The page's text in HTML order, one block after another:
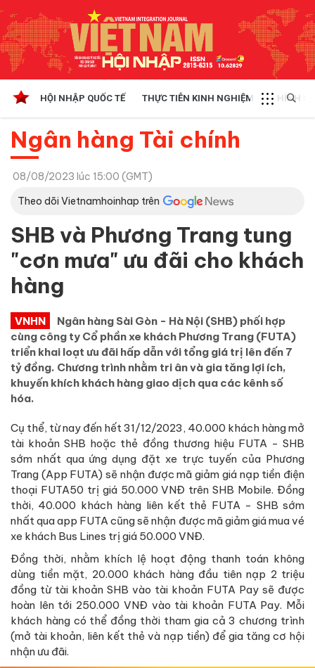
HỘI NHẬP QUỐC TẾ THỰC TIỄN KINH NGHIỆM CHÍNH
Ngân hàng Tài chính
08/08/2023 lúc 15:00 (GMT)
Theo dõi Vietnamhoinhap trên
SHB và Phương Trang tung
"cơn mưa" ưu đãi cho khách
hàng
VNHN
Ngân hàng Sài Gòn - Hà Nội (SHB) phối hợp
cùng công ty Cổ phần xe khách Phương Trang (FUTA)
triển khai loạt ưu đãi hấp dẫn với tổng giá trị lên đến 7
tỷ đồng. Chương trình nhằm tri ân và gia tăng lợi ích,
khuyến khích khách hàng giao dịch qua các kênh số
hóa.
Cụ thể, từ nay đến hết 31/12/2023, 40.000 khách hàng mở
tài khoản SHB hoặc thẻ đồng thương hiệu FUTA - SHB
sớm nhất qua ứng dụng đặt xe trực tuyến của Phương
Trang (App FUTA) sẽ nhận được mã giảm giá nạp tiền điện
thoại FUTA50 trị giá 50.000 VNĐ trên SHB Mobile. Đồng
thời, 40.000 khách hàng liên kết thẻ FUTA - SHB sớm
nhất qua app FUTA cũng sẽ nhận được mã giảm giá mua vé
xe khách Bus Lines trị giá 50.000 VNĐ.
Đồng thời, nhằm khích lệ hoạt động thanh toán không
dùng tiền mặt, 20.000 khách hàng đầu tiên nạp 2 triệu
đồng từ tài khoản SHB vào tài khoản FUTA Pay sẽ được
hoàn lên tới 250.000 VNĐ vào tài khoản FUTA Pay. Mỗi
khách hàng có thể đồng thời tham gia cả 3 chương trình
(mở tài khoản, liên kết thẻ và nạp tiền) để gia tăng cơ hội
nhận ưu đãi.